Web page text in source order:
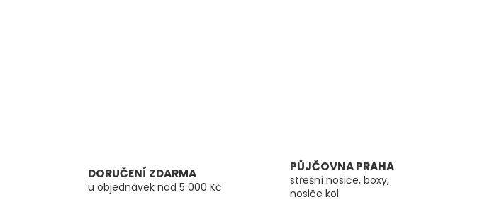
DORUČENÍ ZDARMA
u objednávek nad 5 000 Kč
PŮJČOVNA PRAHA
střešní nosiče, boxy,
nosiče kol